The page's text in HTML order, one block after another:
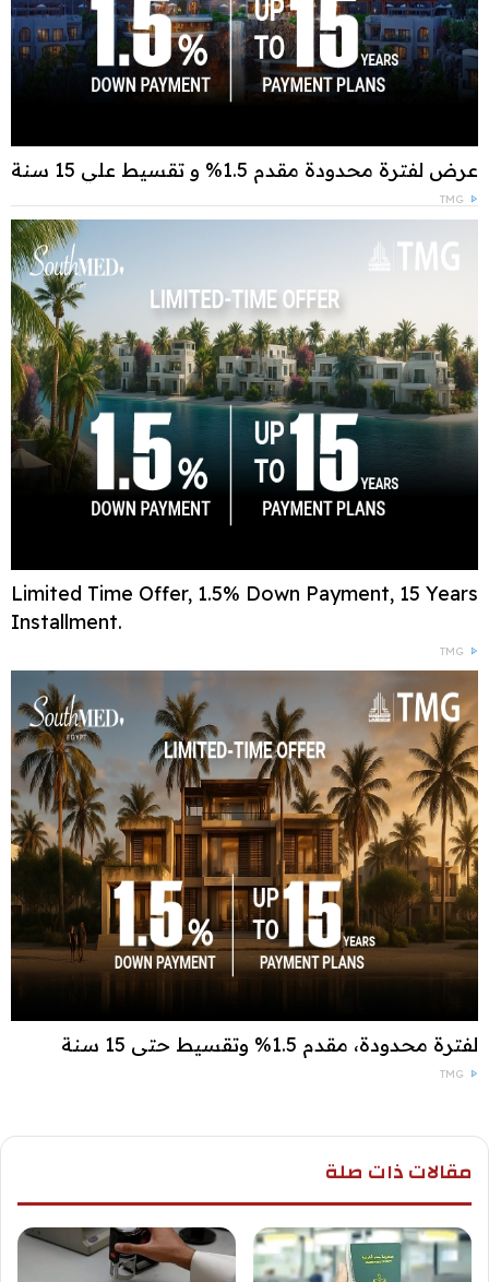
عرض لفترة محدودة مقدم 1.5% و تقسيط علي 15 سنة
TMG
Limited Time Offer, 1.5% Down Payment, 15 Years
Installment.
TMG
لفترة محدودة، مقدم 1.5% وتقسيط حتى 15 سنة
TMG
مقالات ذات صلة